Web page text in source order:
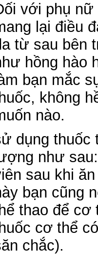
với phụ nữ
lại điều
từ sau bên
hồng hào
bạn mắc
không
nào.
dụng thuốc
như
sau khi
bạn cũng
thao để cơ
cơ thể
chắc).